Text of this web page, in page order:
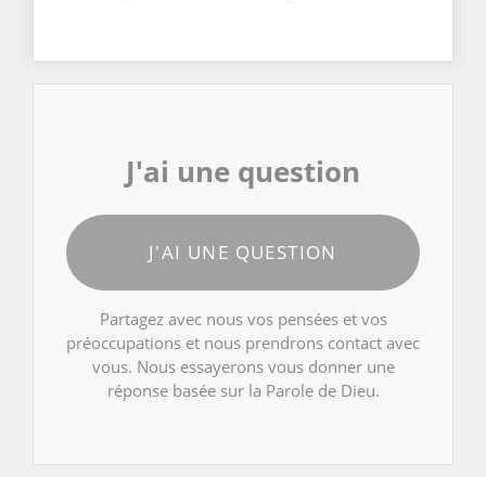
J'ai une question
J'AI UNE QUESTION
Partagez avec nous vos pensées et vos
préoccupations et nous prendrons contact avec
vous. Nous essayerons vous donner une
réponse basée sur la Parole de Dieu.